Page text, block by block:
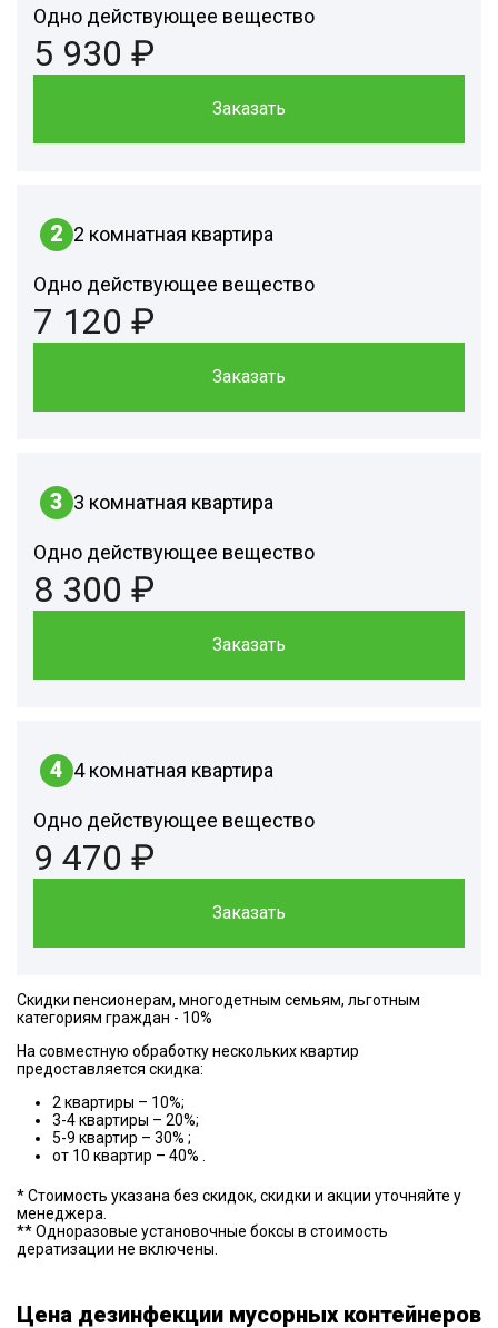
Одно действующее вещество
5 930 ₽
Заказать
2 2 комнатная квартира
Одно действующее вещество
7 120 ₽
Заказать
3 3 комнатная квартира
Одно действующее вещество
8 300 ₽
Заказать
4 4 комнатная квартира
Одно действующее вещество
9 470 ₽
Заказать
Скидки пенсионерам, многодетным семьям, льготным
категориям граждан - 10%
На совместную обработку нескольких квартир
предоставляется скидка:
2 квартиры – 10%;
3-4 квартиры – 20%;
5-9 квартир – 30% ;
от 10 квартир – 40% .
* Стоимость указана без скидок, скидки и акции уточняйте у
менеджера.
** Одноразовые установочные боксы в стоимость
дератизации не включены.
Цена дезинфекции мусорных контейнеров